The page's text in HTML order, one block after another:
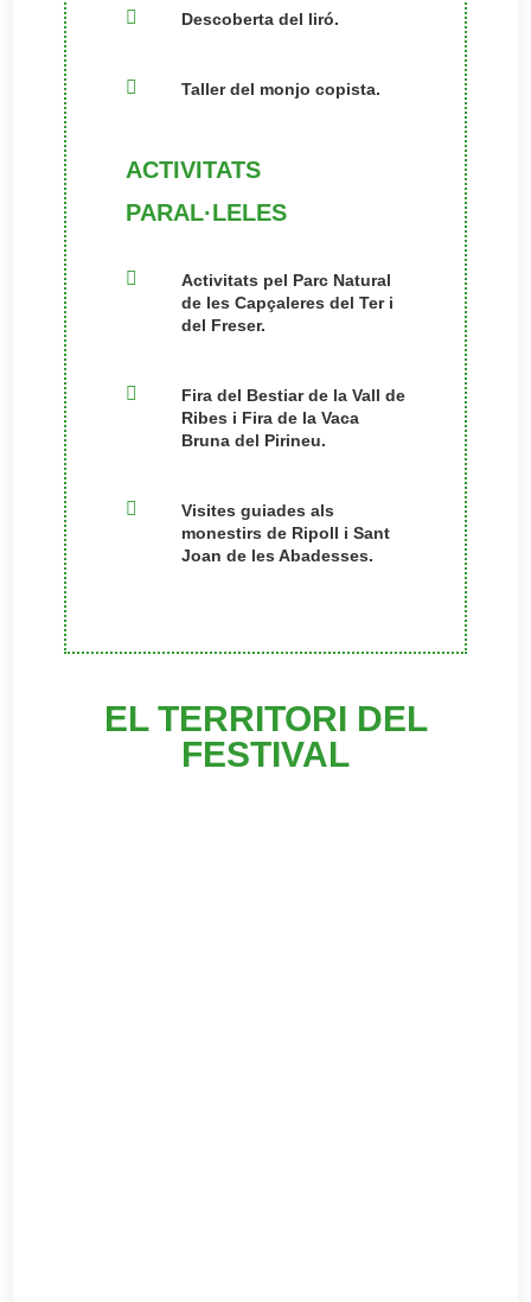
 Descoberta del liró.
 Taller del monjo copista.
ACTIVITATS
PARAL·LELES

Activitats pel Parc Natural
de les Capçaleres del Ter i
del Freser.

Fira del Bestiar de la Vall de
Ribes i Fira de la Vaca
Bruna del Pirineu.

Visites guiades als
monestirs de Ripoll i Sant
Joan de les Abadesses.
EL TERRITORI DEL
FESTIVAL